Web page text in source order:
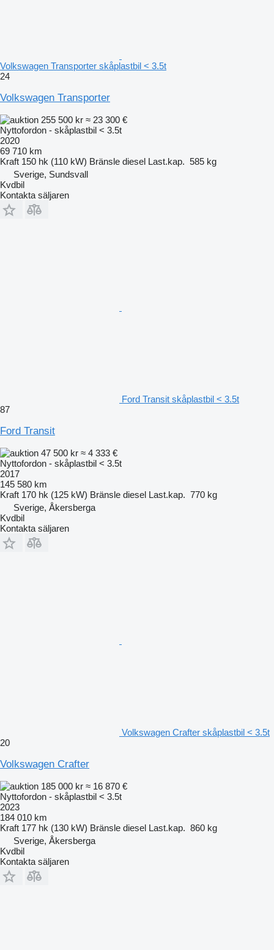
Volkswagen Transporter skåplastbil < 3.5t
24
Volkswagen Transporter
255 500 kr ≈ 23 300 €
Nyttofordon - skåplastbil < 3.5t
2020
69 710 km
Kraft 150 hk (110 kW) Bränsle diesel Last.kap. 585 kg
Sverige, Sundsvall
Kvdbil
Kontakta säljaren
Ford Transit skåplastbil < 3.5t
87
Ford Transit
47 500 kr ≈ 4 333 €
Nyttofordon - skåplastbil < 3.5t
2017
145 580 km
Kraft 170 hk (125 kW) Bränsle diesel Last.kap. 770 kg
Sverige, Åkersberga
Kvdbil
Kontakta säljaren
Volkswagen Crafter skåplastbil < 3.5t
20
Volkswagen Crafter
185 000 kr ≈ 16 870 €
Nyttofordon - skåplastbil < 3.5t
2023
184 010 km
Kraft 177 hk (130 kW) Bränsle diesel Last.kap. 860 kg
Sverige, Åkersberga
Kvdbil
Kontakta säljaren